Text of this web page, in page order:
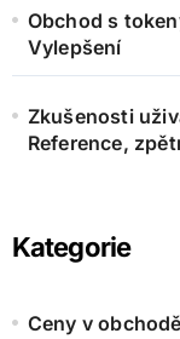
Obchod s
Vylepšení
Zkušenosti
Reference,
Kategorie
Ceny v